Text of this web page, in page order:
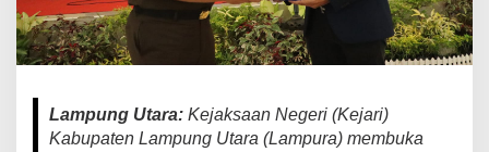
a
r
i
u
m
Lampung Utara: Kejaksaan Negeri (Kejari)
Kabupaten Lampung Utara (Lampura) membuka